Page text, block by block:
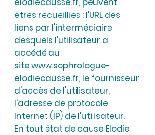
elodiecausse.fr, peuvent
êtres recueillies : l'URL des
liens par l'intermédiaire
desquels l'utilisateur a
accédé au
site www.sophrologue-
elodiecausse.fr, le fournisseur
d'accès de l'utilisateur,
l'adresse de protocole
Internet (IP) de l'utilisateur.
En tout état de cause Elodie